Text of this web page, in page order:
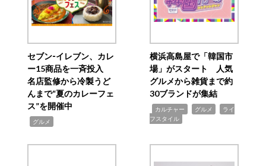
セブン‐イレブン、カレ
ー15商品を一斉投入
名店監修から冷製うど
んまで“夏のカレーフェ
ス”を開催中
グルメ
横浜高島屋で「韓国市
場」がスタート 人気
グルメから雑貨まで約
30ブランドが集結
カルチャー グルメ
ライ
フスタイル